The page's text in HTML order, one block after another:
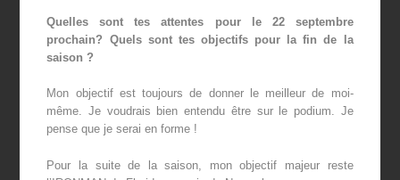
Quelles sont tes attentes pour le 22 septembre
prochain? Quels sont tes objectifs pour la fin de la
saison ?
Mon objectif est toujours de donner le meilleur de moi-
même. Je voudrais bien entendu être sur le podium. Je
pense que je serai en forme !
Pour la suite de la saison, mon objectif majeur reste